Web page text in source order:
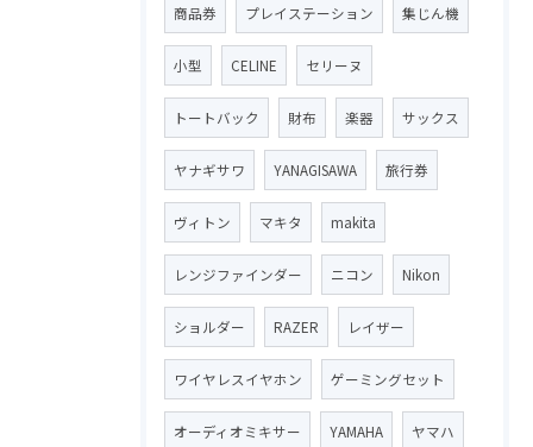
商品券 プレイステーション 集じん機
小型 CELINE セリーヌ
トートバック 財布 楽器 サックス
ヤナギサワ YANAGISAWA 旅行券
ヴィトン マキタ makita
レンジファインダー ニコン Nikon
ショルダー RAZER レイザー
ワイヤレスイヤホン ゲーミングセット
オーディオミキサー YAMAHA ヤマハ